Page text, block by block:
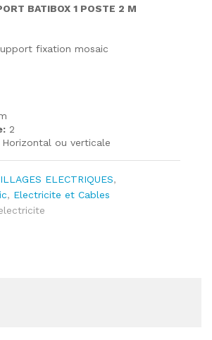
BATIBOX 1 POSTE 2 M
fixation mosaic
2
Horizontal ou verticale
ELECTRIQUES,
, Electricite et Cables